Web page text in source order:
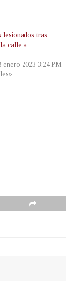
lesionados tras
calle a
enero 2023 3:24 PM